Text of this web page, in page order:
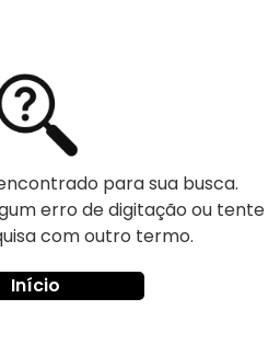
para sua busca.
erro de digitação ou tente
com outro termo.
Início